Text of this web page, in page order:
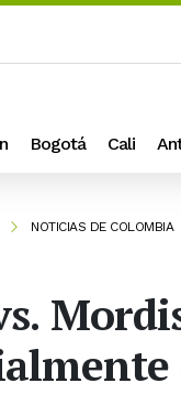
Bogotá Cali
NOTICIAS DE COLOMBIA